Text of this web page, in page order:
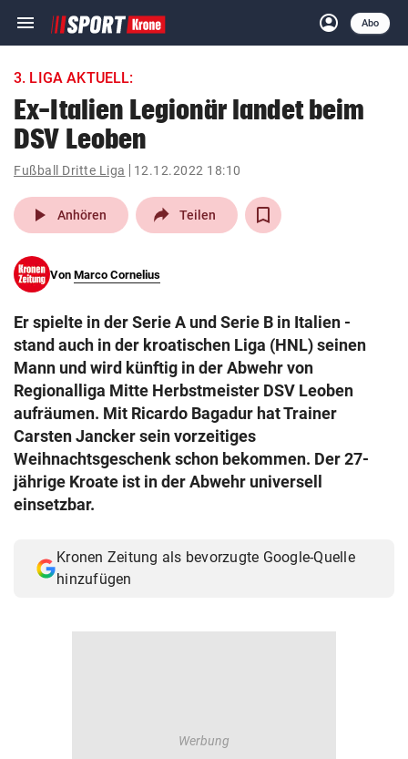
menu Navigation
ein-/ausklappen
account_circle
Anmelden
Abo
close Schließen
account_circle Anmelden
pin_drop
Wien arrow_right
search
eingeben
© Krone Multimedia GmbH & Co KG 2026
Muthgasse 2, 1190 Wien
3. LIGA AKTUELL:
Ex-Italien Legionär landet beim
DSV Leoben
Fußball Dritte Liga 12.12.2022 18:10
play_arrow Anhören Teilen
Von Marco Cornelius
Er spielte in der Serie A und Serie B in Italien -
stand auch in der kroatischen Liga (HNL) seinen
Mann und wird künftig in der Abwehr von
Regionalliga Mitte Herbstmeister DSV Leoben
aufräumen. Mit Ricardo Bagadur hat Trainer
Carsten Jancker sein vorzeitiges
Weihnachtsgeschenk schon bekommen. Der 27-
jährige Kroate ist in der Abwehr universell
einsetzbar.
Kronen Zeitung als bevorzugte Google-Quelle
hinzufügen